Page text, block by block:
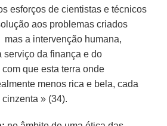
esforços de cientistas e técnicos
aos problemas criados
mas a intervenção humana,
serviço da finança e do
que esta terra onde
menos rica e bela, cada
» (34).